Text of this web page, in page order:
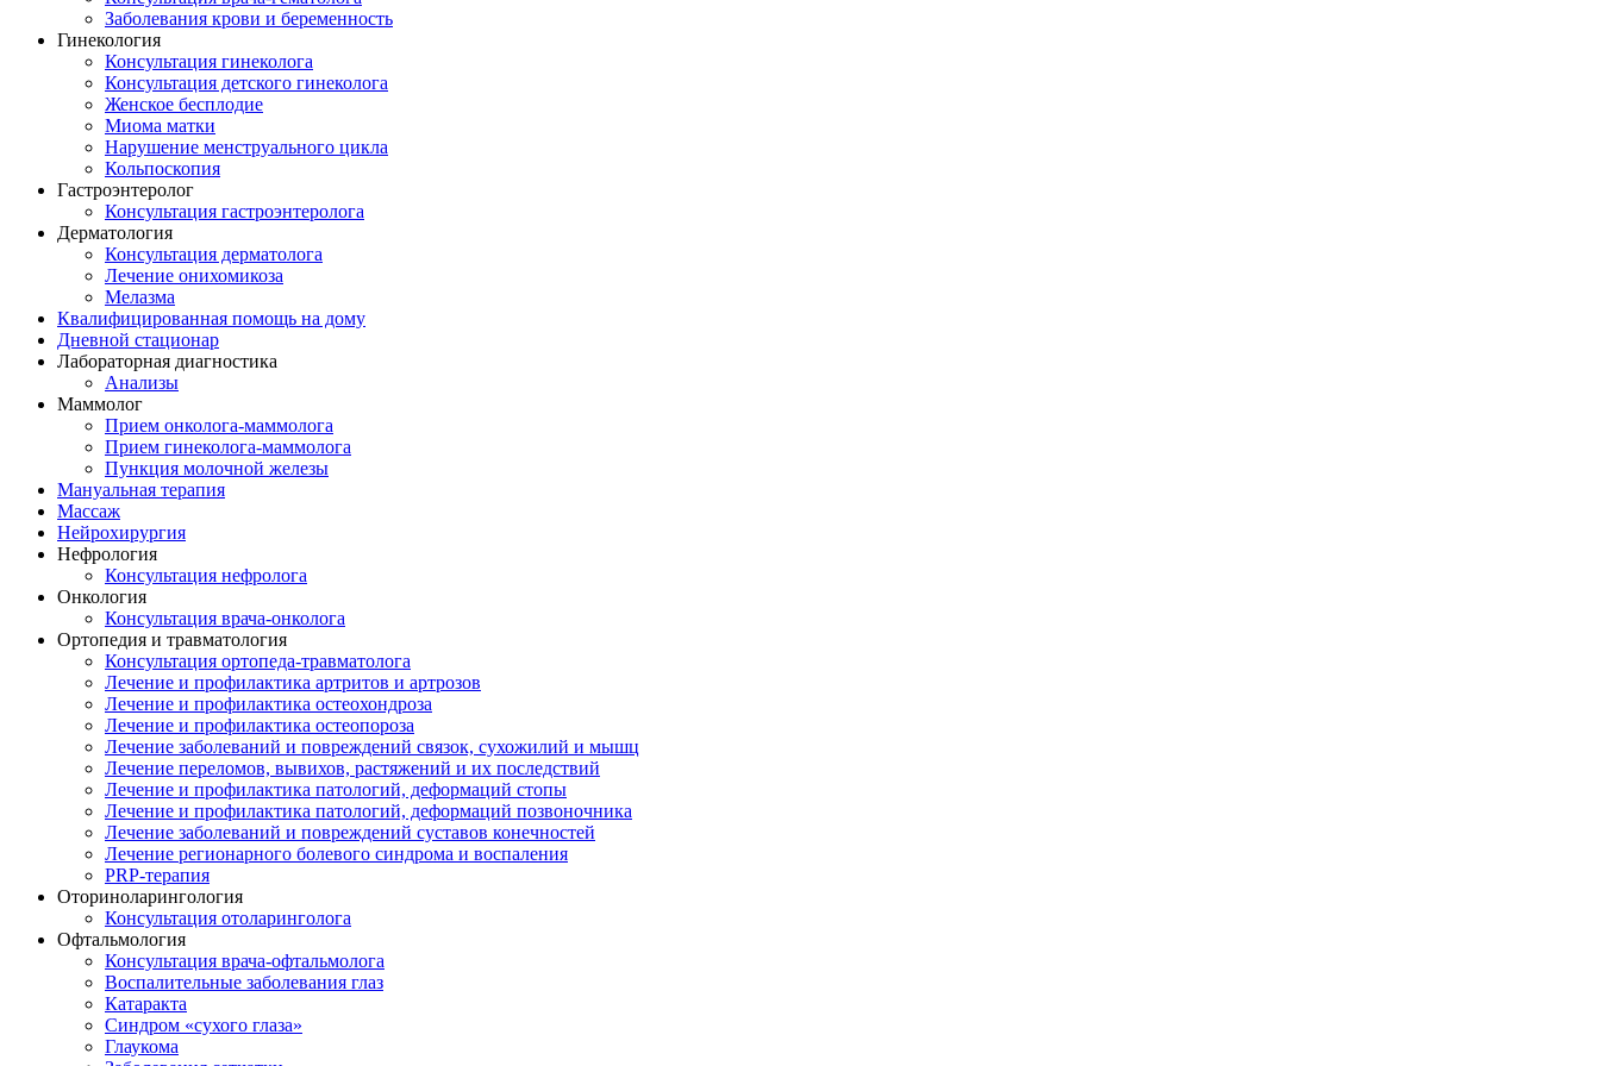
Заболевания крови и беременность
Гинекология
Консультация гинеколога
Консультация детского гинеколога
Женское бесплодие
Миома матки
Нарушение менструального цикла
Кольпоскопия
Гастроэнтеролог
Консультация гастроэнтеролога
Дерматология
Консультация дерматолога
Лечение онихомикоза
Мелазма
Квалифицированная помощь на дому
Дневной стационар
Лабораторная диагностика
Анализы
Маммолог
Прием онколога-маммолога
Прием гинеколога-маммолога
Пункция молочной железы
Мануальная терапия
Массаж
Нейрохирургия
Нефрология
Консультация нефролога
Онкология
Консультация врача-онколога
Ортопедия и травматология
Консультация ортопеда-травматолога
Лечение и профилактика артритов и артрозов
Лечение и профилактика остеохондроза
Лечение и профилактика остеопороза
Лечение заболеваний и повреждений связок, сухожилий и мышц
Лечение переломов, вывихов, растяжений и их последствий
Лечение и профилактика патологий, деформаций стопы
Лечение и профилактика патологий, деформаций позвоночника
Лечение заболеваний и повреждений суставов конечностей
Лечение регионарного болевого синдрома и воспаления
PRP-терапия
Оториноларингология
Консультация отоларинголога
Офтальмология
Консультация врача-офтальмолога
Воспалительные заболевания глаз
Катаракта
Синдром «сухого глаза»
Глаукома